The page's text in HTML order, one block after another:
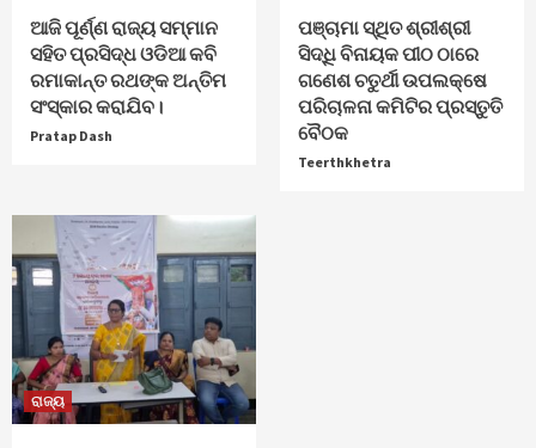
ଆଜି ପୂର୍ଣ୍ଣ ରାଜ୍ୟ ସମ୍ମାନ
ସହିତ ପ୍ରସିଦ୍ଧ ଓଡିଆ କବି
ରମାକାନ୍ତ ରଥଙ୍କ ଅନ୍ତିମ
ସଂସ୍କାର କରାଯିବ।
Pratap Dash
ପଞ୍ଚାମା ସ୍ଥିତ ଶ୍ରୀଶ୍ରୀ
ସିଦ୍ଧି ବିନାୟକ ପୀଠ ଠାରେ
ଗଣେଶ ଚତୁର୍ଥୀ ଉପଲକ୍ଷେ
ପରିଚାଳନା କମିଟିର ପ୍ରସ୍ତୁତି
ବୈଠକ
Teerthkhetra
ରାଜ୍ୟ